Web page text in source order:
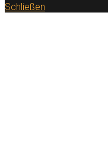
Schließen